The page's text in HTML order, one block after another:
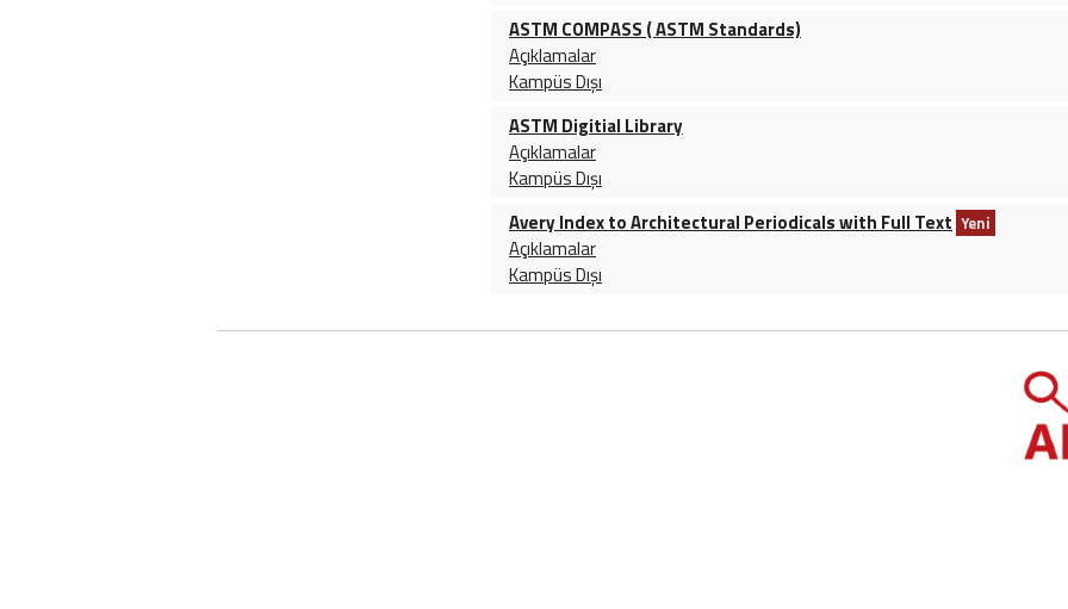
ASTM COMPASS ( ASTM Standards)
Açıklamalar
Kampüs Dışı
ASTM Digitial Library
Açıklamalar
Kampüs Dışı
Avery Index to Architectural Periodicals with Full Text Yeni
Açıklamalar
Kampüs Dışı